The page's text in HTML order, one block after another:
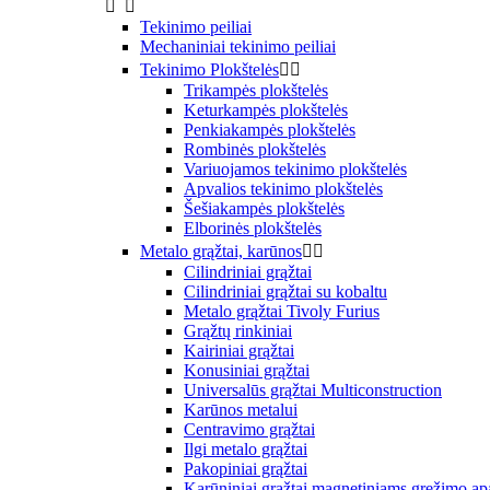


Tekinimo peiliai
Mechaniniai tekinimo peiliai
Tekinimo Plokštelės 
Trikampės plokštelės
Keturkampės plokštelės
Penkiakampės plokštelės
Rombinės plokštelės
Variuojamos tekinimo plokštelės
Apvalios tekinimo plokštelės
Šešiakampės plokštelės
Elborinės plokštelės
Metalo grąžtai, karūnos 
Cilindriniai grąžtai
Cilindriniai grąžtai su kobaltu
Metalo grąžtai Tivoly Furius
Grąžtų rinkiniai
Kairiniai grąžtai
Konusiniai grąžtai
Universalūs grąžtai Multiconstruction
Karūnos metalui
Centravimo grąžtai
Ilgi metalo grąžtai
Pakopiniai grąžtai